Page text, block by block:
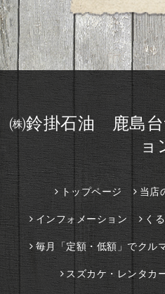
㈱鈴掛石油 鹿島
ョ
トップページ 当店
インフォメーション く
毎月「定額・低額」でクル
スズカケ・レンタカ